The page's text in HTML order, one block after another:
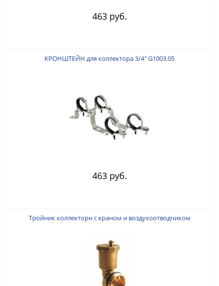
463 руб.
КРОНШТЕЙН для коллектора 3/4" G1003.05
463 руб.
Тройник коллекторн с краном и воздухоотводчиком